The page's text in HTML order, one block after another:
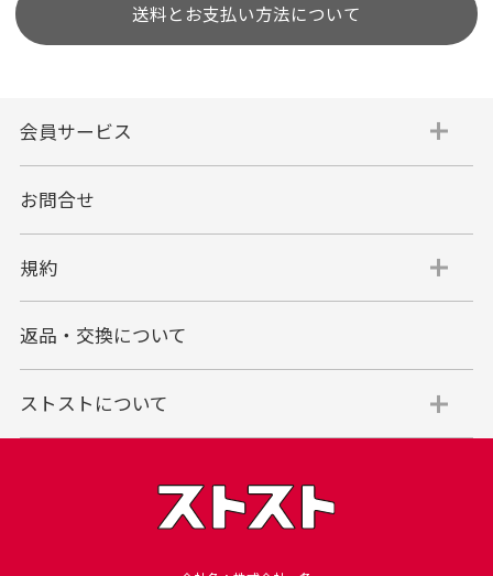
送料とお支払い方法について
会員サービス
お問合せ
規約
返品・交換について
ストストについて